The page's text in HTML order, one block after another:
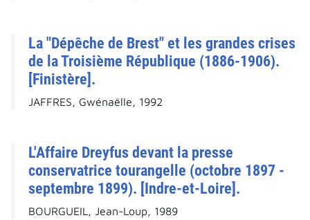
La "Dépêche de Brest" et les grandes crises
de la Troisième République (1886-1906).
[Finistère].
JAFFRES, Gwénaëlle, 1992
L'Affaire Dreyfus devant la presse
conservatrice tourangelle (octobre 1897 -
septembre 1899). [Indre-et-Loire].
BOURGUEIL, Jean-Loup, 1989